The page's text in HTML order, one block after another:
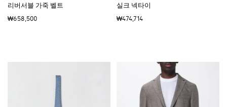
리버서블 가죽 벨트
₩658,500
실크 넥타이
₩474,714